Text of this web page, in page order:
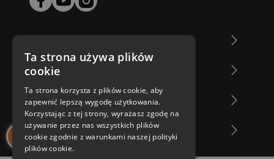
Zakupy u nas
Nasza oferta
Nasi autorzy
Ta strona używa plików
cookie
Ta strona korzysta z plików cookie, aby
zapewnić lepszą wygodę użytkowania.
Korzystając z tej strony, wyrażasz zgodę na
używanie przez nas wszystkich plików
cookie zgodnie z warunkami naszej polityki
plików cookie.